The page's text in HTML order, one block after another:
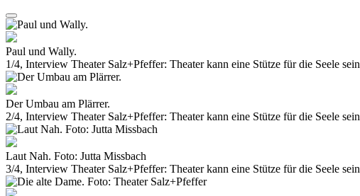
Paul und Wally.
1/4, Interview Theater Salz+Pfeffer: Theater kann eine Stütze für die Seele sein
Der Umbau am Plärrer.
2/4, Interview Theater Salz+Pfeffer: Theater kann eine Stütze für die Seele sein
Laut Nah. Foto: Jutta Missbach
3/4, Interview Theater Salz+Pfeffer: Theater kann eine Stütze für die Seele sein